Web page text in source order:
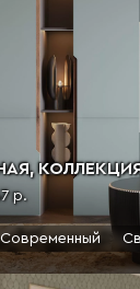
КОЛЛЕКЦИЯ
р.
Современный